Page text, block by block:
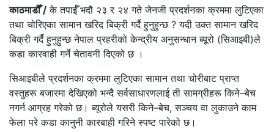
काठमाडौँ / के तपाईँ भदौ २३ र २४ गते जेनजी प्रदर्शनका क्रममा लुटिएका
तथा चोरिएका सामान खरिद बिक्री गर्दै हुनुहुन्छ ? यदी उक्त सामान खरिद
बिक्री गर्दै हुनुहुन्छ नेपाल प्रहरीको केन्द्रीय अनुसन्धान ब्यूरो (सिआइबी)ले
कडा कारवाही गर्ने चेतावनी दिएको छ ।
सिआइबीले प्रदर्शनका क्रममा लुटिएका सामान तथा चोरीबाट प्राप्त
वस्तुहरू बजारमा देखिएको भन्दै सर्वसाधारणलाई ती सामग्रीहरू किने–बेच
नगर्न आग्रह गरेको छ। ब्यूरोले यसरी किने–बेच, सञ्चय वा लुकाउने काम
फेला परे कडा कानुनी कारबाही गरिने स्पष्ट पारेको छ।